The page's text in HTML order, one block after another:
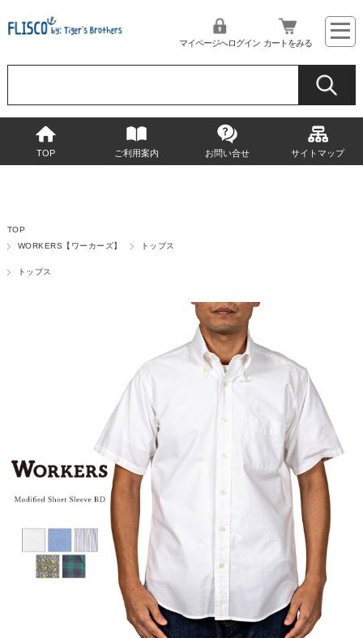
マイページへログイン カートをみる
TOP ご利用案内 お問い合せ サイトマップ
TOP
WORKERS【ワーカーズ】
トップス
トップス